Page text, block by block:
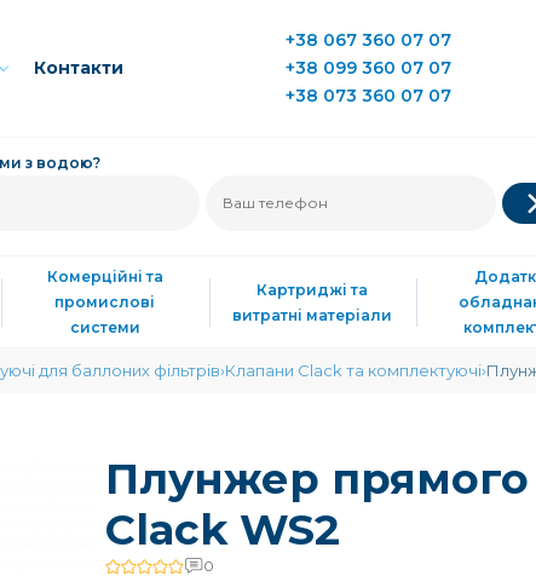
Контакти
+38 067 360 07 07
+38 099 360 07 07
+38 073 360 07 07
з водою?
Комерційні та
промислові
системи
Картриджі та
витратні матеріали
для баллоних фільтрів Клапани Clack та комплектуючі
Плунжер прямого
Clack WS2
0